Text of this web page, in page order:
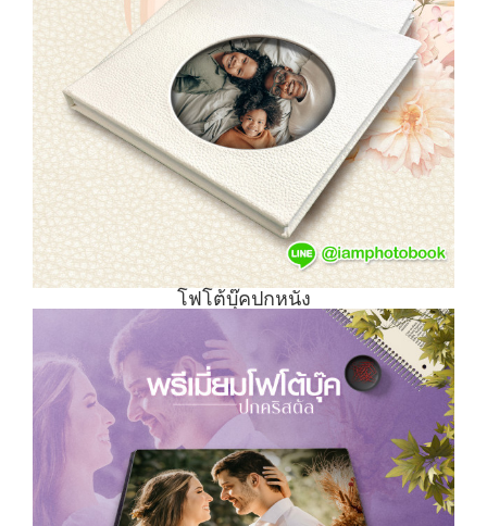
โฟโต้บุ๊คปกหนัง